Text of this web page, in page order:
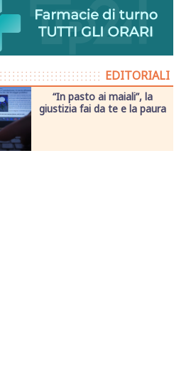
EDITORIALI
“In pasto ai maiali”, la
giustizia fai da te e la paura